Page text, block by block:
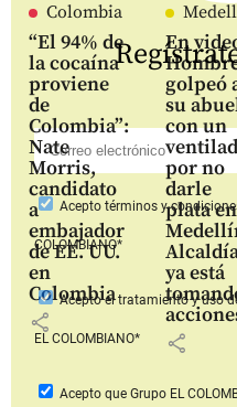
Colombia
“El 94% de
la cocaína
proviene
de
Colombia”:
Nate
Morris,
candidato
a
embajador
de EE. UU.
en
Colombia
share
En
golpeó
su
con un
por no
darle
plata en
ya está
share
Aceptotérminos y
COLOMBIANO*
Aceptoel tratamiento y uso
EL COLOMBIANO*
Acepto que Grupo EL